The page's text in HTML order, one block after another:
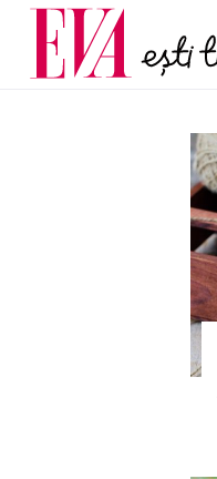
Carieră
Actualitate